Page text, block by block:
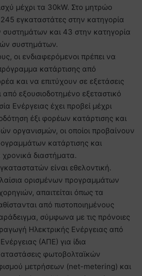
μέχρι τα 30kW. Στο μητρώο
εγκαταστάτες στην κατηγορία
και 43 στην κατηγορία
συστημάτων.
οι ενδιαφερόμενοι πρέπει να
κατάρτισης από
και να επιτύχουν σε εξετάσεις
εξουσιοδοτημένο εξεταστικό
Ενέργειας έχει προβεί μέχρι
έξι φορέων κατάρτισης και
οργανισμών, οι οποίοι προβαίνουν
κατάρτισης και
διαστήματα.
είναι εθελοντική.
ορισμένων προγραμμάτων
απαιτείται όπως τα
από πιστοποιημένους
σύμφωνα με τις πρόνοιες
Ηλεκτρικής Ενέργειας από
(ΑΠΕ) για ίδια
φωτοβολταϊκών
μετρήσεων (net-metering) και